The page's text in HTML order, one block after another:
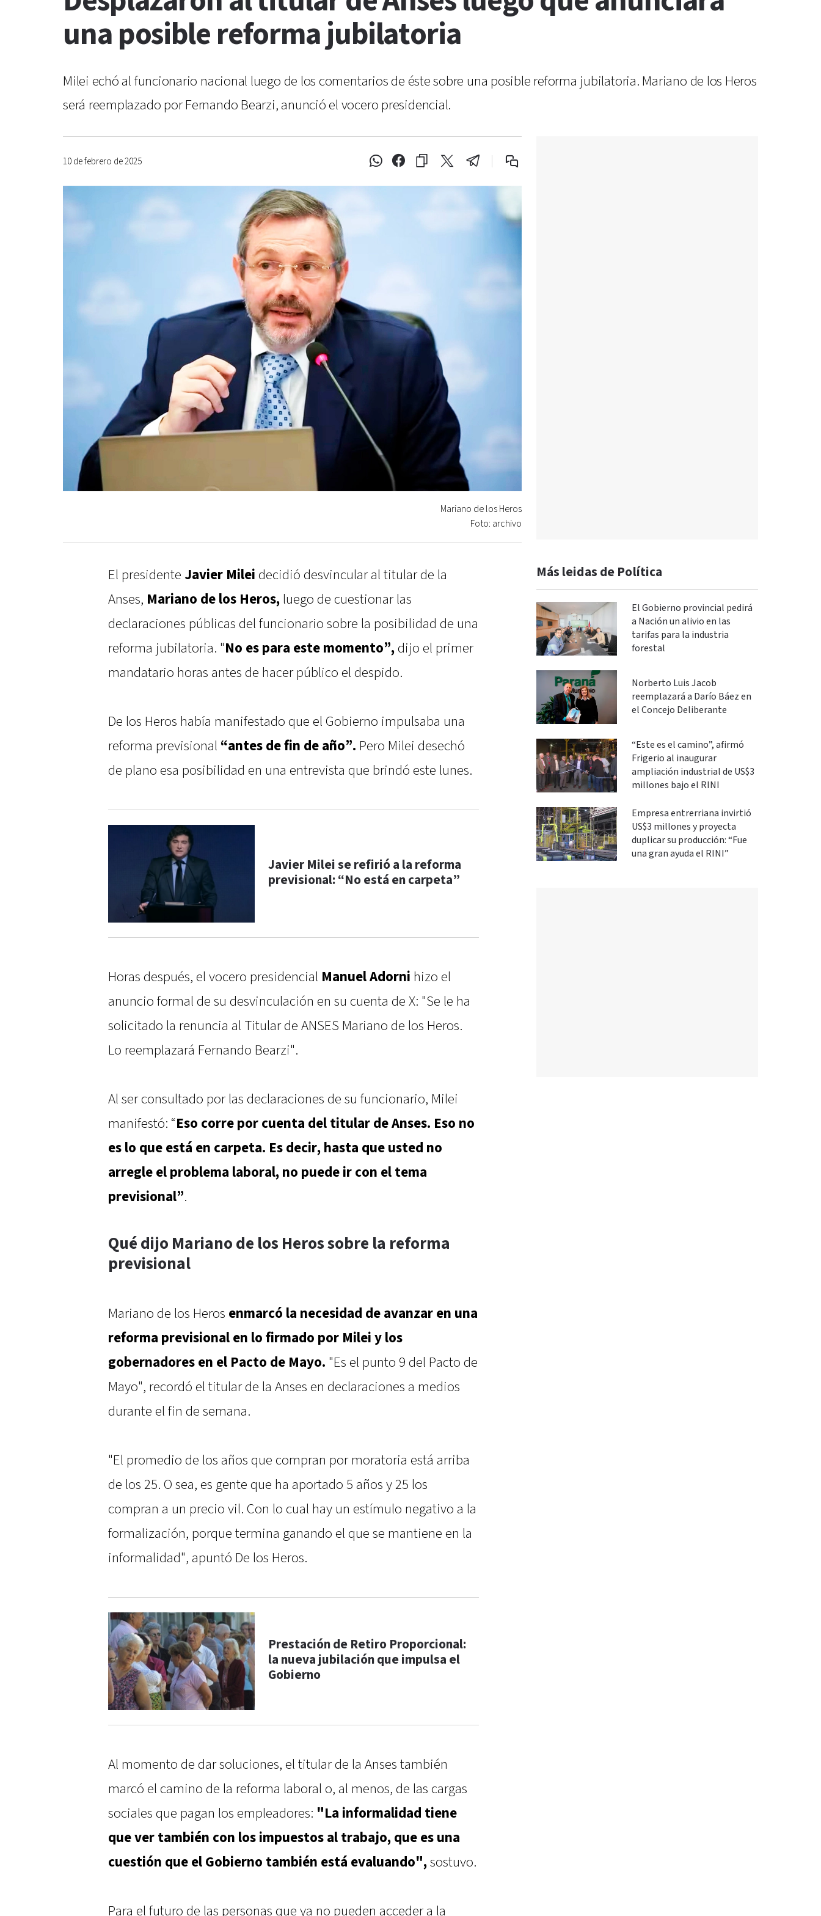
una posible reforma jubilatoria
Milei echó al funcionario nacional luego de los comentarios de éste sobre una posible reforma jubilatoria. Mariano de los Heros
será reemplazado por Fernando Bearzi, anunció el vocero presidencial.
10 de febrero de 2025
Mariano de los Heros
Foto: archivo
El presidente Javier Milei decidió desvincular al titular de la
Anses, Mariano de los Heros, luego de cuestionar las
declaraciones públicas del funcionario sobre la posibilidad de una
reforma jubilatoria. "No es para este momento”,dijo el primer
mandatario horas antes de hacer público el despido.
De los Heros había manifestado que el Gobierno impulsaba una
reforma previsional “antes de fin de año”. Pero Milei desechó
de plano esa posibilidad en una entrevista que brindó este lunes.
Javier Milei se refirió a la reforma
previsional: “No está en carpeta”
Horas después, el vocero presidencial Manuel Adorni hizo el
anuncio formal de su desvinculación en su cuenta de X: "Se le ha
solicitado la renuncia al Titular de ANSES Mariano de los Heros.
Lo reemplazará Fernando Bearzi".
Al ser consultado por las declaraciones de su funcionario, Milei
manifestó: “Eso corre por cuenta del titular de Anses. Eso no
es lo que está en carpeta. Es decir, hasta que usted no
arregle el problema laboral, no puede ir con el tema
previsional”.
Qué dijo Mariano de los Heros sobre la reforma
previsional
Mariano de los Heros enmarcó la necesidad de avanzar en una
reforma previsional en lo firmado por Milei y los
gobernadores en el Pacto de Mayo. "Es el punto 9 del Pacto de
Mayo", recordó el titular de la Anses en declaraciones a medios
durante el fin de semana.
"El promedio de los años que compran por moratoria está arriba
de los 25. O sea, es gente que ha aportado 5 años y 25 los
compran a un precio vil. Con lo cual hay un estímulo negativo a la
formalización, porque termina ganando el que se mantiene en la
informalidad", apuntó De los Heros.
Prestación de Retiro Proporcional:
la nueva jubilación que impulsa el
Gobierno
Al momento de dar soluciones, el titular de la Anses también
marcó el camino de la reforma laboral o, al menos, de las cargas
sociales que pagan los empleadores: "La informalidad tiene
que ver también con los impuestos al trabajo, que es una
cuestión que el Gobierno también está evaluando",sostuvo.
Para el futuro de las personas que ya no pueden acceder a la
Más leidas de Política
El Gobierno provincial pedirá
a Nación un alivio en las
tarifas para la industria
forestal
Norberto Luis Jacob
reemplazará a Darío Báez en
el Concejo Deliberante
“Este es el camino”, afirmó
Frigerio al inaugurar
ampliación industrial de US$3
millones bajo el RINI
Empresa entrerriana invirtió
US$3 millones y proyecta
duplicar su producción: “Fue
una gran ayuda el RINI”